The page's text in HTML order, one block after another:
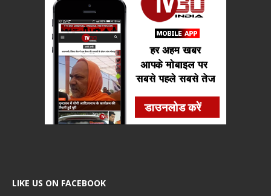
LIKE US ON FACEBOOK